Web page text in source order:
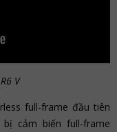
V
full-frame đầu tiên
cảm biến full-frame